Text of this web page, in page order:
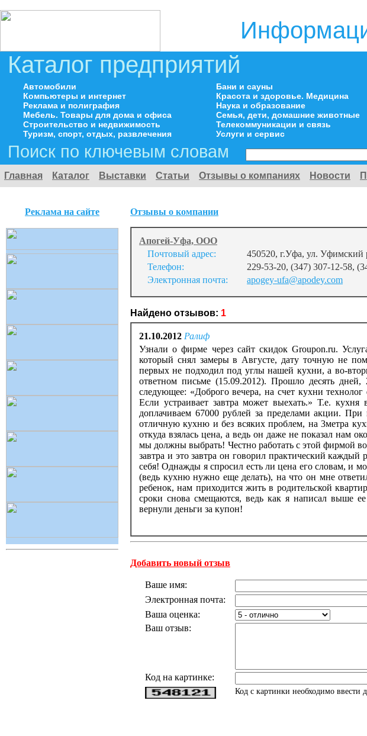
Каталог предприятий
Автомобили
Компьютеры и интернет
Реклама и полиграфия
Мебель. Товары для дома и офиса
Строительство и недвижимость
Туризм, спорт, отдых, развлечения
Бани и сауны
Красота и здоровье. Медицина
Наука и образование
Семья, дети, домашние животные
Телекоммуникации и связь
Услуги и сервис
Поиск по ключевым словам
Главная Каталог Выставки Статьи Отзывы о компаниях Новости
Реклама на сайте Отзывы о компании
Апогей-Уфа, ООО
Почтовый адрес:
450520, г.Уфа, ул. Уфимский
Телефон:
229-53-20, (347) 307-12-58,
Электронная почта:
apogey-ufa@apodey.com
Найдено отзывов: 1
21.10.2012 Ралиф
Узнали о фирме через сайт скидок Groupon.ru.
который снял замеры в Августе, дату точную не
первых не подходил под углы нашей кухни, а во-
ответном письме (15.09.2012). Прошло десять
следующее: «Доброго вечера, на счет кухни
Если устраивает завтра может выехать.» Т.е.
доплачиваем 67000 рублей за пределами акции.
отличную кухню и без всяких проблем, на 3метра
откуда взялась цена, а ведь он даже не показал нам
мы должны выбрать! Честно работать с этой фирмой
завтра и это завтра он говорил практический каждый
себя! Однажды я спросил есть ли цена его словам, и
(ведь кухню нужно еще делать), на что он мне
ребенок, нам приходится жить в родительской
сроки снова смещаются, ведь как я написал выше
вернули деньги за купон!
Добавить новый отзыв
Ваше имя:
Электронная почта:
Ваша оценка:
Ваш отзыв:
Код на картинке:
Код с картинки необходимо ввести